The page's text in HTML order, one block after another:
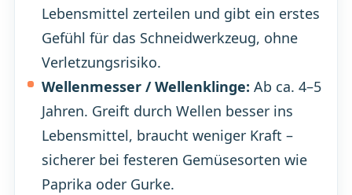
Lebensmittel zerteilen und gibt ein erstes
Gefühl für das Schneidwerkzeug, ohne
Verletzungsrisiko.
Wellenmesser / Wellenklinge: Ab ca. 4–5
Jahren. Greift durch Wellen besser ins
Lebensmittel, braucht weniger Kraft –
sicherer bei festeren Gemüsesorten wie
Paprika oder Gurke.